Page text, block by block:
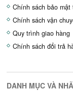
Chính sách bảo mật
Chính sách vận
Quy trình giao hàng
Chính sách đổi trả
DANH MỤC VÀ